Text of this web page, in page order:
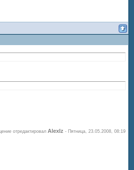
отредактировал AlexIz - Пятница, 23.05.2008, 08:19